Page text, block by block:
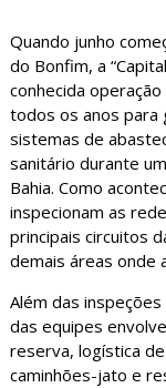
Quando junho
do Bonfim, a
conhecida
todos os anos para
sistemas de
sanitário durante
Bahia. Como
inspecionam as
principais circuitos
demais áreas onde
Além das
das equipes
reserva, logística
caminhões-jato e